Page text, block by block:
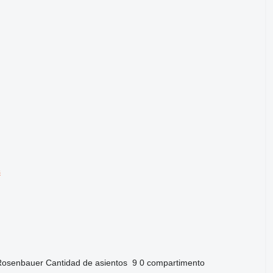
Cantidad de asientos 9 0 compartimento